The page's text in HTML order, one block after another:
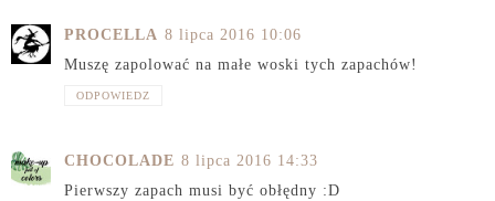
PROCELLA 8 lipca 2016 10:06
Muszę zapolować na małe woski tych zapachów!
ODPOWIEDZ
CHOCOLADE 8 lipca 2016 14:33
Pierwszy zapach musi być obłędny :D